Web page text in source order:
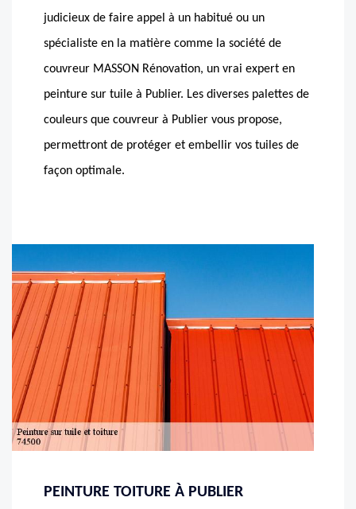
judicieux de faire appel à un habitué ou un
spécialiste en la matière comme la société de
couvreur MASSON Rénovation, un vrai expert en
peinture sur tuile à Publier. Les diverses palettes de
couleurs que couvreur à Publier vous propose,
permettront de protéger et embellir vos tuiles de
façon optimale.
PEINTURE TOITURE À PUBLIER